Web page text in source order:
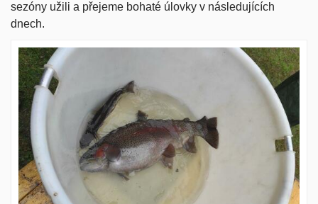
sezóny užili a přejeme bohaté úlovky v následujících
dnech.